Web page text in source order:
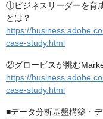
①ビジネスリーダーを育
とは？
https://
case-study.html
②グロービスが挑む
https://
case-study.html
■データ分析基盤構築・